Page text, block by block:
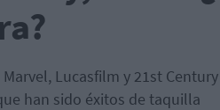
Lucasfilm y 21st
han sido éxitos de taquilla